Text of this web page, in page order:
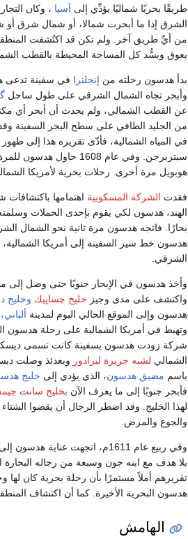
طريقًا بحريًا شماليًا يؤدِّي إلى آسيا ، وكان
الشرق إذا ما أبحرت شمالا، أو شمال شرق
من أيِّ طريق آخر. ولم تكن قد اكتُشفت المنطقة
يعوق ويسُّد كل المساحة المحيطة بالقطب
بدأ هدسون رحلته من إنجلترا في سفينة تدعى
وأبحر تجاه الشمال الشرقي على طول ساحل
عن القطب الشمالي، ولم يحدث أن أبحر أي
من الجليد الطافي على سطح البحر السفينة
في المياه الشمالية، فأدّى تقريره هذا إلى
سبتزبرجن. وفي عام 1608
هوبويل مرة أخرى. رحلات بحرية لأمريكا
فقدت الشركة المسكوبية اهتمامها
بحارًا. فاتجه هدسون مرة ثانية نحو الشمال
هدسون خط سير السفينة إلى أمريكا الشمالية،
الشرقي.
وأخذ هدسون في الإبحار جنوبًا حتى وصل إلى ما
واكتشف على مدى وجيز خليج چساپيك وخليج
هدسون وإلى الموقع الحالي اليوم لمدينة
شركة زودت هدسون بسفينة كانت تسمى
الشمالي لشبه جزيرة لبرادور وبعدئذ وصلت
باسم مضيق هدسون، الذي يؤدي إلى خليج
فأبحر جنوبًا إلى ما يعرف الآن بخليج سانت
لهذا الخليج. وقد اضطر الرجال أن يقضوا
والجوع والمرض.
وفي ربيع عام 1611م، اتجهت عناية هدسون إلى البحث عن مخرج غربي من
بلا هدف مع ابنه جون وسبعة من رجاله البحارة
تقريرهم أملاً مستمرًا بأن رحلة بحرية كان
هدسون البحرية الأخيرة. كما أن اكتشاف المنطقة أدَّى إلى
الهامش